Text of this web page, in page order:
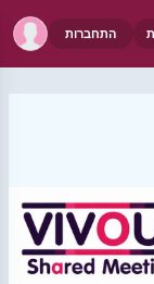
התחברות